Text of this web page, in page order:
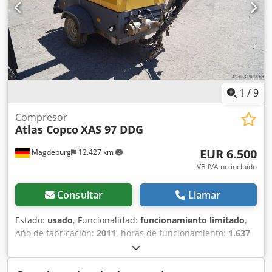
1 /9
Magdeburg 12.427 km
Compresor
Atlas CopcoXAS 97 DDG
EUR 6.500
VB IVA no incluído
Consultar Llamar
Estado: usado, Funcionalidad: funcionamiento limitado,
Año de fabricación: 2011, horas de funcionamiento: 1.637
, Compresor Atlas Copco XAS 97 DDG, año de fabricación
2011, 1637 horas de funcionamiento, caudal 5,3 m³,